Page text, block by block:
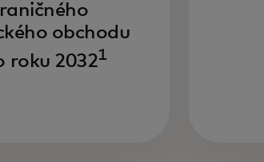
obchodu
roku 20321